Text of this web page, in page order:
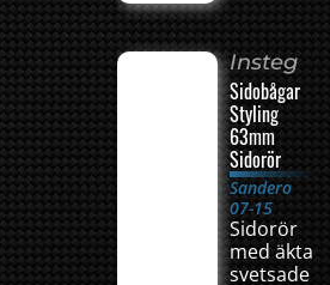
Insteg
Sidobågar
Styling
63mm
Sidorör
Sandero
07-15
Sidorör
med äkta
svetsade